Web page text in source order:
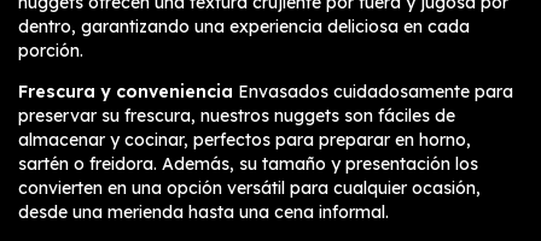
dentro, garantizando una experiencia deliciosa en cada
porción.
Frescura y conveniencia Envasados cuidadosamente para
preservar su frescura, nuestros nuggets son fáciles de
almacenar y cocinar, perfectos para preparar en horno,
sartén o freidora. Además, su tamaño y presentación los
convierten en una opción versátil para cualquier ocasión,
desde una merienda hasta una cena informal.